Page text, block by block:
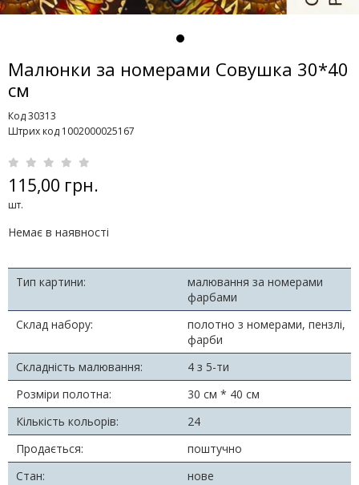
Малюнки за номерами Совушка 30*40
см
Код 30313
Штрих код 1002000025167
115,00 грн.
шт.
Немає в наявності
Тип картини:
малювання за номерами
фарбами
Склад набору:
полотно з номерами, пензлі,
фарби
Складність малювання:
4 з 5-ти
Розміри полотна:
30 см * 40 см
Кількість кольорів:
24
Продається:
поштучно
Стан:
нове